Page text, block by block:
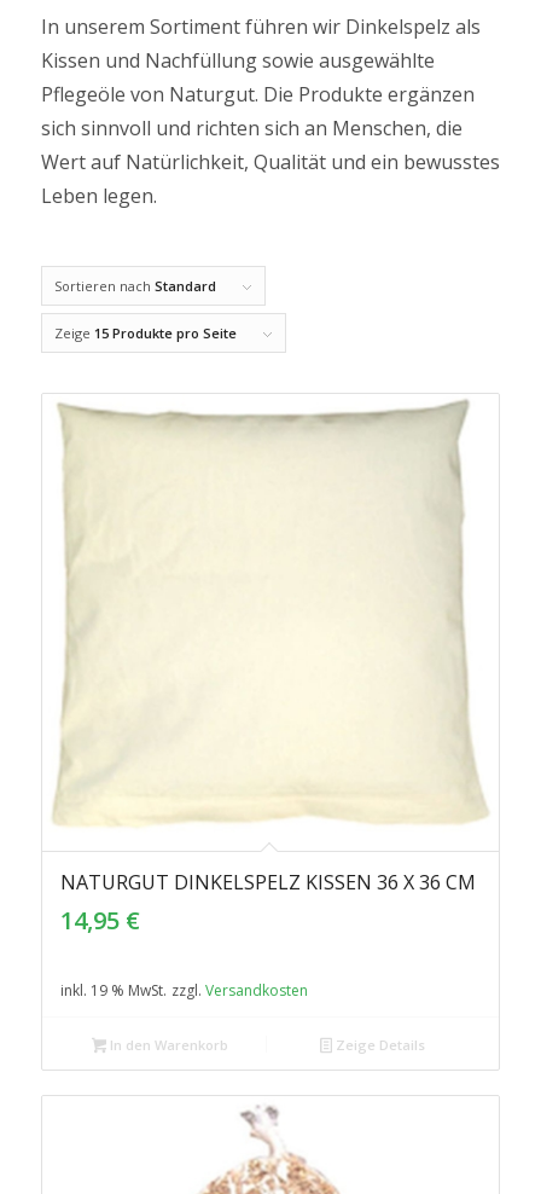
In unserem Sortiment führen wir Dinkelspelz als
Kissen und Nachfüllung sowie ausgewählte
Pflegeöle von Naturgut. Die Produkte ergänzen
sich sinnvoll und richten sich an Menschen, die
Wert auf Natürlichkeit, Qualität und ein bewusstes
Leben legen.
Sortieren nach Standard
Zeige 15 Produkte pro Seite
NATURGUT DINKELSPELZ KISSEN 36 X 36 CM
14,95 €
inkl. 19 % MwSt. zzgl. Versandkosten
In den Warenkorb Zeige Details